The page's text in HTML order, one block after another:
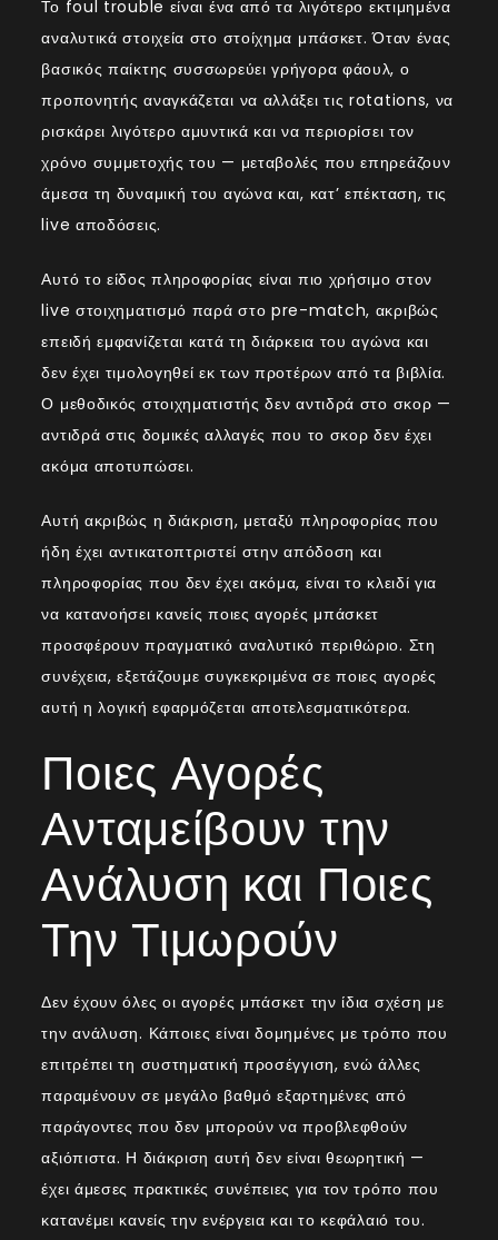
Το foul trouble είναι ένα από τα λιγότερο εκτιμημένα
αναλυτικά στοιχεία στο στοίχημα μπάσκετ. Όταν ένας
βασικός παίκτης συσσωρεύει γρήγορα φάουλ, ο
προπονητής αναγκάζεται να αλλάξει τις rotations, να
ρισκάρει λιγότερο αμυντικά και να περιορίσει τον
χρόνο συμμετοχής του — μεταβολές που επηρεάζουν
άμεσα τη δυναμική του αγώνα και, κατ’ επέκταση, τις
live αποδόσεις.
Αυτό το είδος πληροφορίας είναι πιο χρήσιμο στον
live στοιχηματισμό παρά στο pre-match, ακριβώς
επειδή εμφανίζεται κατά τη διάρκεια του αγώνα και
δεν έχει τιμολογηθεί εκ των προτέρων από τα βιβλία.
Ο μεθοδικός στοιχηματιστής δεν αντιδρά στο σκορ —
αντιδρά στις δομικές αλλαγές που το σκορ δεν έχει
ακόμα αποτυπώσει.
Αυτή ακριβώς η διάκριση, μεταξύ πληροφορίας που
ήδη έχει αντικατοπτριστεί στην απόδοση και
πληροφορίας που δεν έχει ακόμα, είναι το κλειδί για
να κατανοήσει κανείς ποιες αγορές μπάσκετ
προσφέρουν πραγματικό αναλυτικό περιθώριο. Στη
συνέχεια, εξετάζουμε συγκεκριμένα σε ποιες αγορές
αυτή η λογική εφαρμόζεται αποτελεσματικότερα.
Ποιες Αγορές
Ανταμείβουν την
Ανάλυση και Ποιες
Την Τιμωρούν
Δεν έχουν όλες οι αγορές μπάσκετ την ίδια σχέση με
την ανάλυση. Κάποιες είναι δομημένες με τρόπο που
επιτρέπει τη συστηματική προσέγγιση, ενώ άλλες
παραμένουν σε μεγάλο βαθμό εξαρτημένες από
παράγοντες που δεν μπορούν να προβλεφθούν
αξιόπιστα. Η διάκριση αυτή δεν είναι θεωρητική —
έχει άμεσες πρακτικές συνέπειες για τον τρόπο που
κατανέμει κανείς την ενέργεια και το κεφάλαιό του.